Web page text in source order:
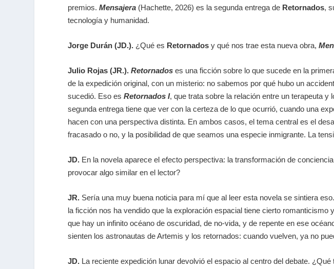
premios. Mensajera (Hachette, 2026) es la segunda entrega de Retornados,
tecnología y humanidad.
Jorge Durán (JD.). ¿Qué es Retornados y qué nos trae esta nueva obra,
Julio Rojas (JR.). Retornados es una ficción sobre lo que sucede en la
de la expedición original, con un misterio: no sabemos por qué hubo un
sucedió. Eso es Retornados I, que trata sobre la relación entre un terapeuta
segunda entrega tiene que ver con la certeza de lo que ocurrió, cuando una
hacen con una perspectiva distinta. En ambos casos, el tema central es el
fracasado o no, y la posibilidad de que seamos una especie inmigrante. La
JD. En la novela aparece el efecto perspectiva: la transformación de
provocar algo similar en el lector?
JR. Sería una muy buena noticia para mí que al leer esta novela se sintiera
la ficción nos ha vendido que la exploración espacial tiene cierto
que hay un infinito océano de oscuridad, de no-vida, y de repente en ese
sienten los astronautas de Artemis y los retornados: cuando vuelven, ya no
JD. La reciente expedición lunar devolvió el espacio al centro del debate.